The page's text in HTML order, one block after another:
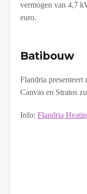
vermogen van 4,7
euro.
Batibouw
Flandria
Canvas en Stratos
Info: Flandria